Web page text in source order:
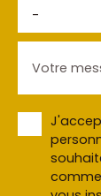
-
Votre